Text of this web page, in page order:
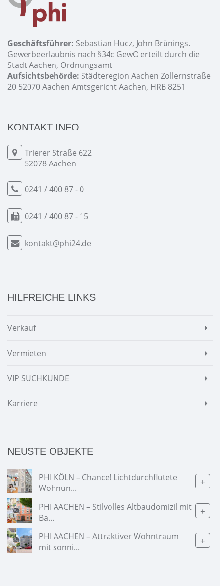
Geschäftsführer: Sebastian Hucz, John Brünings.
Gewerbeerlaubnis nach §34c GewO erteilt durch die
Stadt Aachen, Ordnungsamt
Aufsichtsbehörde: Städteregion Aachen Zollernstraße
20 52070 Aachen Amtsgericht Aachen, HRB 8251
KONTAKT INFO
Trierer Straße 622
52078 Aachen
0241 / 400 87 - 0
0241 / 400 87 - 15
kontakt@phi24.de
HILFREICHE LINKS
Verkauf
Vermieten
VIP SUCHKUNDE
Karriere
NEUSTE OBJEKTE
PHI KÖLN – Chance! Lichtdurchflutete
Wohnun...
+
PHI AACHEN – Stilvolles Altbaudomizil mit
Ba...
+
PHI AACHEN – Attraktiver Wohntraum
mit sonni...
+